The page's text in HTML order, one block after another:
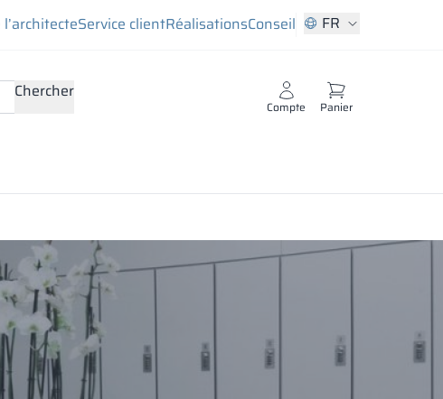
Service clientRéalisationsConseil FR
Chercher
Compte Panier